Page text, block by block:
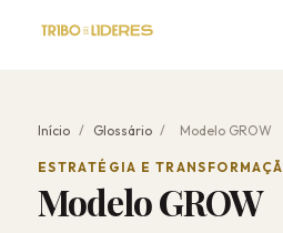
Início / Glossário / Modelo GROW
ESTRATÉGIA E
Modelo GROW